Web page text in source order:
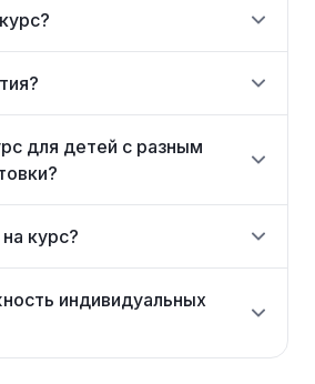
для детей с разным
курс?
индивидуальных